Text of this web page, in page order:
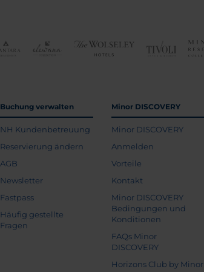
Buchung verwalten
NH Kundenbetreuung
Reservierung ändern
AGB
Newsletter
Fastpass
Häufig gestellte
Fragen
Minor DISCOVERY
Minor DISCOVERY
Anmelden
Vorteile
Kontakt
Minor DISCOVERY
Bedingungen und
Konditionen
FAQs Minor
DISCOVERY
Horizons Club by Minor